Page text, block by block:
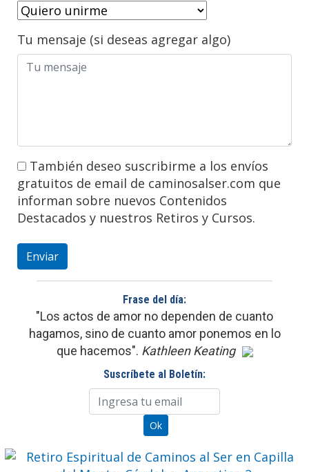
Tu mensaje (si deseas agregar algo)
También deseo suscribirme a los envíos
gratuitos de email de caminosalser.com que
informan sobre nuevos Contenidos
Destacados y nuestros Retiros y Cursos.
Frase del día:
"Los actos de amor no dependen de cuanto
hagamos, sino de cuanto amor ponemos en lo
que hacemos". Kathleen Keating
Suscríbete al Boletín: